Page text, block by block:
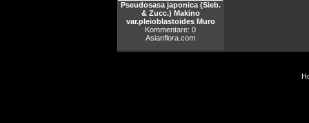
Pseudosasa japonica (Sieb.
& Zucc.) Makino
var.pleioblastoides Muro
Kommentare: 0
Asianflora.com